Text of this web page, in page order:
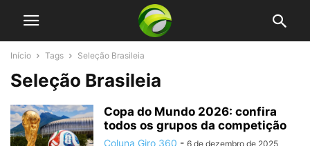
Início Tags Seleção Brasileia
Seleção Brasileia
Copa do Mundo 2026: confira
todos os grupos da competição
Coluna Giro 360 - 6 de dezembro de 2025